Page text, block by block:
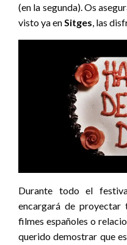
(en la segunda). Os
visto ya en Sitges , las
Durante todo el
encargará de
filmes españoles o
querido demostrar que